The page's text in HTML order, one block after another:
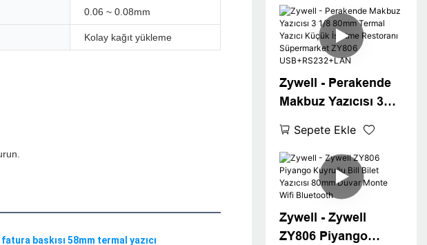
Yazıcı
USB+RS232+LAN+B
T
Zywell - Perakende
Makbuz Yazıcısı 3
Yazıcı Küçük İşletme
Restoranı
Süpermarket ZY806
USB+RS232+LAN
Sepete Ekle
Zywell - Zywell
ZY806 Piyango
0.06 ~ 0.08mm
Kolay kağıt yükleme